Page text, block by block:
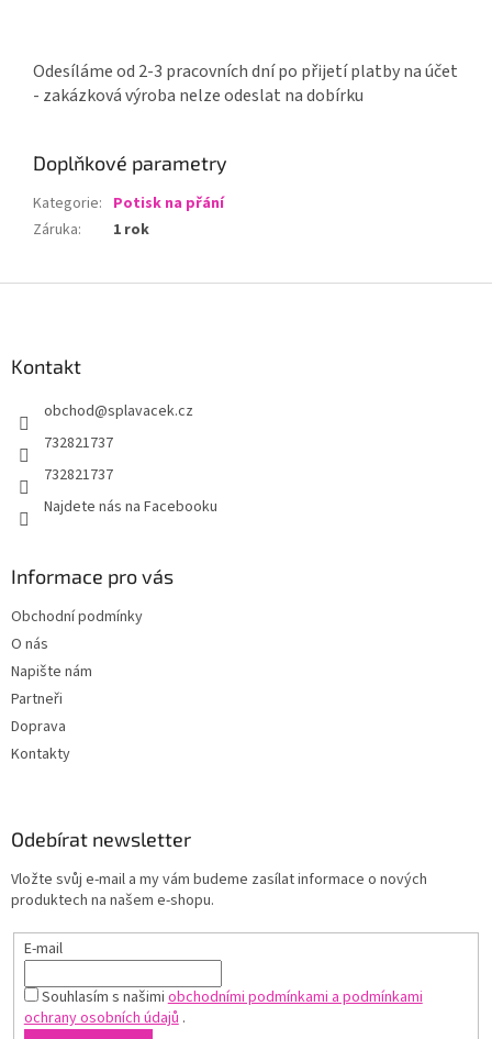
Odesíláme od 2-3 pracovních dní po přijetí platby na účet
- zakázková výroba nelze odeslat na dobírku
Doplňkové parametry
Kategorie: Potisk na přání
Záruka: 1 rok
Kontakt
obchod@splavacek.cz
732821737
732821737
Najdete nás na Facebooku
Informace pro vás
Obchodní podmínky
O nás
Napište nám
Partneři
Doprava
Kontakty
Odebírat newsletter
Vložte svůj e-mail a my vám budeme zasílat informace o nových
produktech na našem e-shopu.
E-mail
Souhlasím s našimiobchodními podmínkami a podmínkami
ochrany osobních údajů.